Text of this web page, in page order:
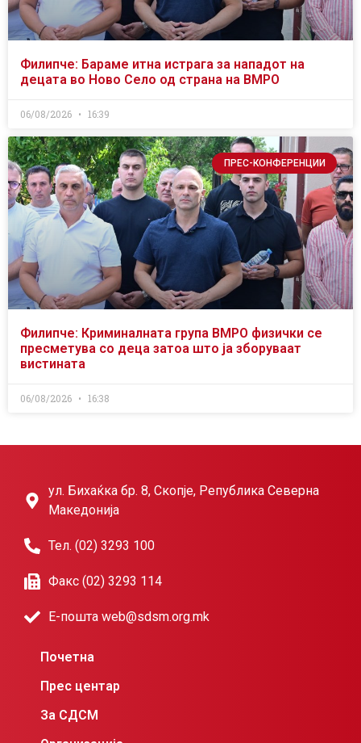
Филипче: Бараме итна истрага за нападот на
децата во Ново Село од страна на ВМРО
06/08/2026 16:39
ПРЕС-КОНФЕРЕНЦИИ
Филипче: Криминалната група ВМРО физички се
пресметува со деца затоа што ја зборуваат
вистината
06/08/2026 16:38
ул. Бихаќка бр. 8, Скопје, Република Северна
Македонија
Тел. (02) 3293 100
Факс (02) 3293 114
Е-пошта web@sdsm.org.mk
Почетна
Прес центар
За СДСМ